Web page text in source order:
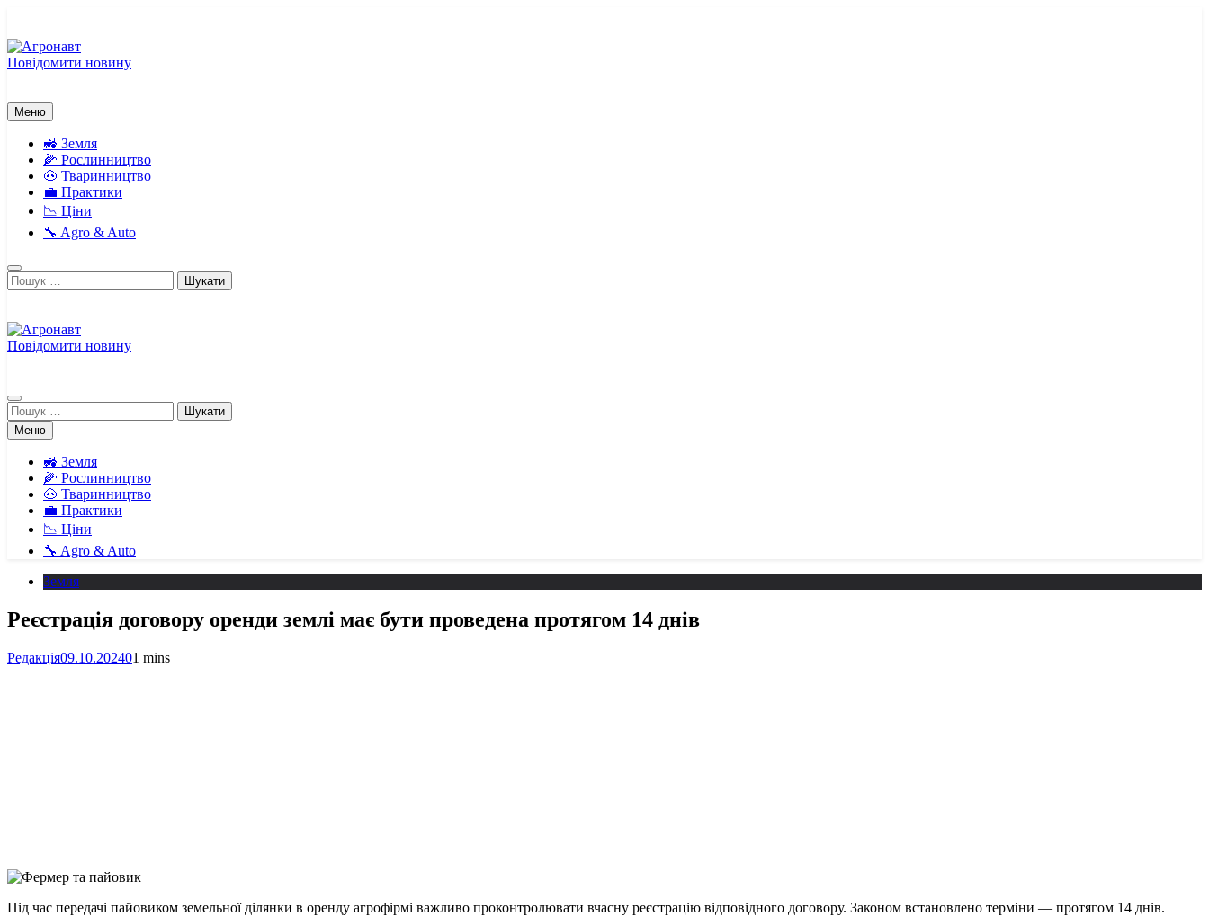
вмісту
Повідомити новину
Меню
🚜 Земля
🌽 Рослинництво
🐽 Тваринництво
💼 Практики
📉 Ціни
🔧 Agro & Auto
Пошук:
Повідомити новину
Пошук:
Меню
🚜 Земля
🌽 Рослинництво
🐽 Тваринництво
💼 Практики
📉 Ціни
🔧 Agro & Auto
Земля
Реєстрація договору оренди землі має бути проведена протягом 14 днів
Редакція09.10.202401 mins
Link
Print
Під час передачі пайовиком земельної ділянки в оренду агрофірмі важливо проконтролювати вчасну реєстрацію відповідного договору. Законом встановлено терміни — протягом 14 днів.